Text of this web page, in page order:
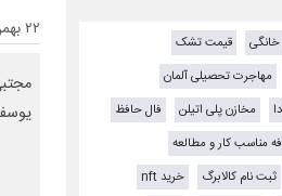
۲۲ بهمن ۱۴۰۴ - ۰۰:۱۰
خانگی
قیمت تشک
مهاجرت تحصیلی آلمان
مخازن پلی اتیلن
فال حافظ
مناسب کار و مطالعه
ثبت نام کالابرگ
خرید nft